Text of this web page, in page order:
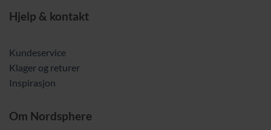
Hjelp & kontakt
Kundeservice
Klager og returer
Inspirasjon
Om Nordsphere